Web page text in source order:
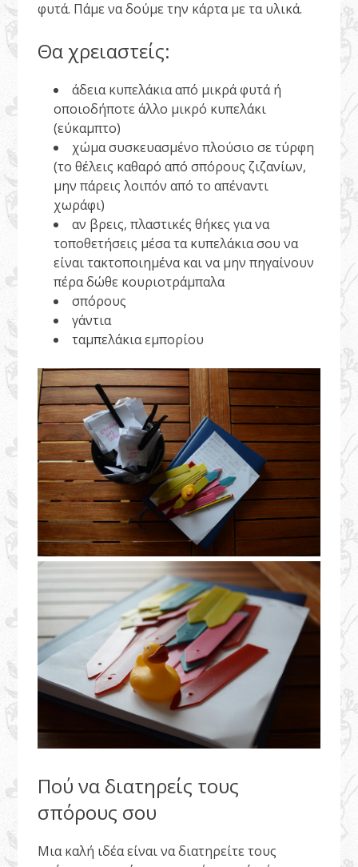
φυτά. Πάμε να δούμε την κάρτα με τα υλικά.
Θα χρειαστείς:
άδεια κυπελάκια από μικρά φυτά ή
οποιοδήποτε άλλο μικρό κυπελάκι
(εύκαμπτο)
χώμα συσκευασμένο πλούσιο σε τύρφη
(το θέλεις καθαρό από σπόρους ζιζανίων,
μην πάρεις λοιπόν από το απέναντι
χωράφι)
αν βρεις, πλαστικές θήκες για να
τοποθετήσεις μέσα τα κυπελάκια σου να
είναι τακτοποιημένα και να μην πηγαίνουν
πέρα δώθε κουριοτράμπαλα
σπόρους
γάντια
ταμπελάκια εμπορίου
Πού να διατηρείς τους
σπόρους σου
Μια καλή ιδέα είναι να διατηρείτε τους